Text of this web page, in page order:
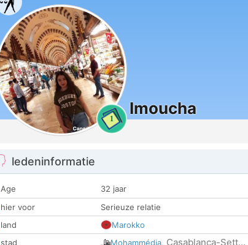
1
Imoucha
ledeninformatie
Age
32 jaar
hier voor
Serieuze relatie
land
Marokko
stad
Mohammédia, Casablanca-Sett...